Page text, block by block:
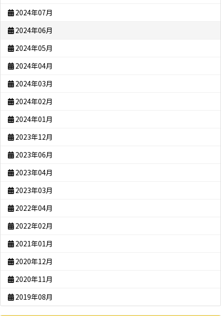
2024年07月
2024年06月
2024年05月
2024年04月
2024年03月
2024年02月
2024年01月
2023年12月
2023年06月
2023年04月
2023年03月
2022年04月
2022年02月
2021年01月
2020年12月
2020年11月
2019年08月